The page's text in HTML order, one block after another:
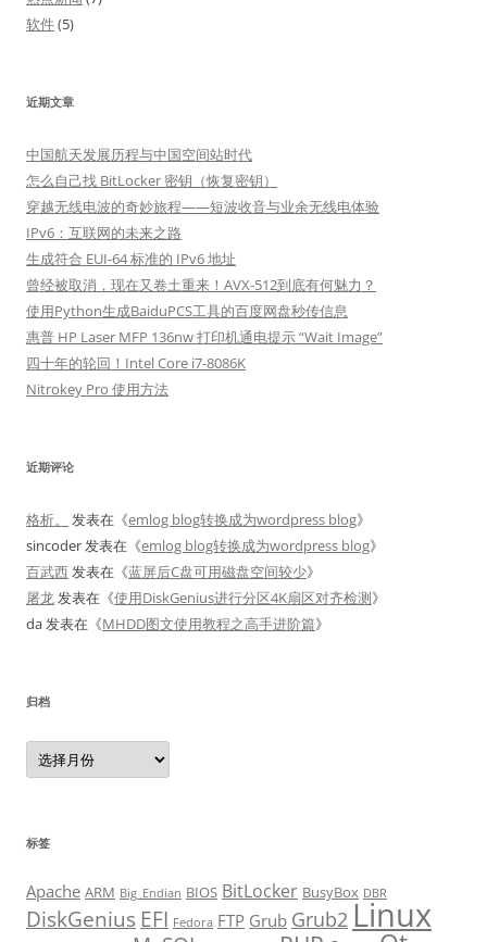
软件(5)
近期文章
中国航天发展历程与中国空间站时代
怎么自己找 BitLocker 密钥（恢复密钥）
穿越无线电波的奇妙旅程——短波收音与业余无线电体验
IPv6：互联网的未来之路
生成符合 EUI-64 标准的 IPv6 地址
曾经被取消，现在又卷土重来！AVX-512到底有何魅力？
使用Python生成BaiduPCS工具的百度网盘秒传信息
惠普 HP Laser MFP 136nw 打印机通电提示 “Wait Image”
四十年的轮回！Intel Core i7-8086K
Nitrokey Pro 使用方法
近期评论
格析。 发表在《emlog blog转换成为wordpress blog》
sincoder发表在《emlog blog转换成为wordpress blog》
百武西发表在《蓝屏后C盘可用磁盘空间较少》
屠龙发表在《使用DiskGenius进行分区4K扇区对齐检测》
da发表在《MHDD图文使用教程之高手进阶篇》
归档
归
档
标签
Apache ARM Big_Endian BIOS BitLocker BusyBox DBR
DiskGenius EFI Fedora FTP Grub Grub2 Linux